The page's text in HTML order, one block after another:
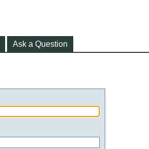
Ask a Question